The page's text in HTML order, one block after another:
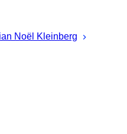
Noël Kleinberg